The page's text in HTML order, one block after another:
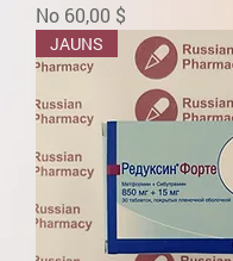
No 60,00 $
Izpārdošanas cena
JAUNS